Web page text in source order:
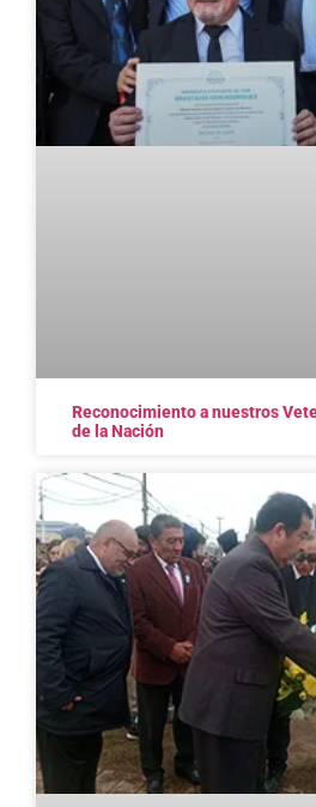
Reconocimiento a nuestros
de la Nación